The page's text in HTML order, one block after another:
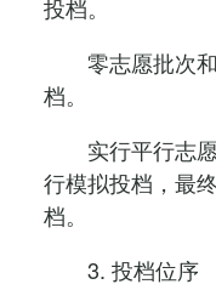
投档。
零志愿批次
档。
实行平行志
行模拟投档，最
档。
3. 投档位序